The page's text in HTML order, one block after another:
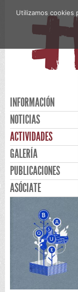
INFORMACIÓN
NOTICIAS
ACTIVIDADES
GALERÍA
PUBLICACIONES
ASÓCIATE
Utilizamos cookies